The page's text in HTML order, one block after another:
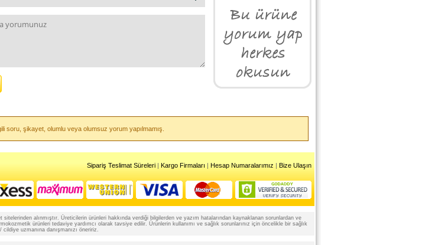
soru, şikayet, olumlu veya olumsuz yorum yapılmamış.
Sipariş Teslimat Süreleri | Kargo Firmaları | Hesap Numaralarımız | Bize Ulaşın
alınmıştır. Üreticilerin ürünleri hakkında verdiği bilgilerden ve yazım hatalarından kaynaklanan sorunlardan ve
ürünleri tedaviye yardımcı olarak tavsiye edilir. Ürünlerin kullanımı ve sağlık sorunlarınız için öncelikle bir sağlık
uzmanına danışmanızı öneririz.